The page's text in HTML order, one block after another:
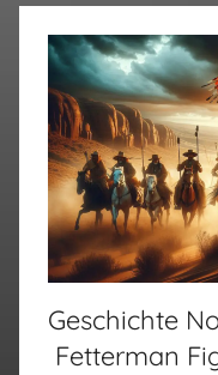
Geschichte
Fetterman